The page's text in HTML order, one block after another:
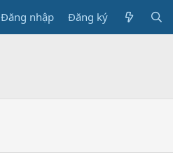
Đăng nhập Đăng ký